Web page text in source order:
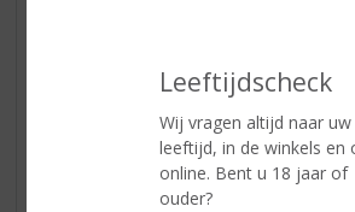
Leeftijdscheck
Wij vragen altijd naar uw
leeftijd, in de winkels en
online. Bent u 18 jaar of
ouder?
rijpe peer,
amandel en
nootachtige
en abrikozen